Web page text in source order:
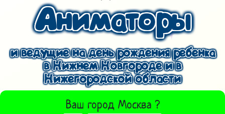
Аниматоры
и ведущие на день рождения ребенка
в Нижнем Новгороде и в
Нижегородской области
Ваш город Москва ?
ВЫБРАТЬ ДРУГОЙ ГОРОД